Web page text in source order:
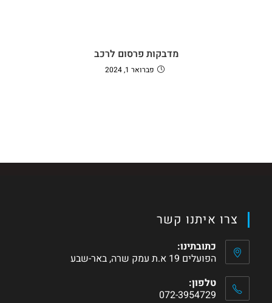
מדבקות פרסום לרכב
פברואר 1, 2024
צרו איתנו קשר
כתובתינו:
הפועלים 19 א.ת עמק שרה, באר-שבע
טלפון:
072-3954729